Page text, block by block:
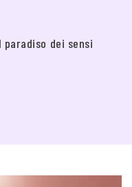
dei sensi